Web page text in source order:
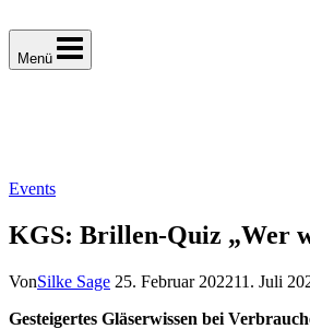
Menü
Events
KGS: Brillen-Quiz „Wer
VonSilke Sage 25. Februar 202211. Juli
Gesteigertes Gläserwissen bei